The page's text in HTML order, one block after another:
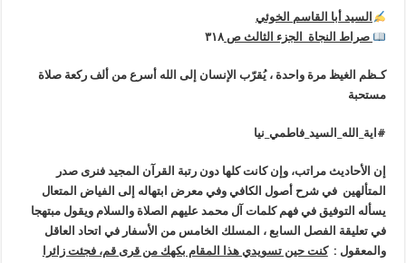
السيد أبا القاسم الخوئي
صراط النجاة الجزء الثالث ص٣١٨
کـظم الغیظ مرة واحدة ، یُقرّب الإنسان إلی الله أسرع من ألف رکعة صلاة
مستحبة
#اية_الله_السيد_فاطمي_نيا
إن الأحاديث مراتب، وإن كانت كلها دون رتبة القرآن المجيد فنرى صدر
المتألهين في شرح أصول الكافي وفي معرض ابتهاله إلى الفياض المتعال
يسأله التوفيق في فهم كلمات آل محمد عليهم الصلاة والسلام ويقول مبتهجا
في تعليقة الفصل السابع ، المسلك الخامس من الأسفار في اتحاد العاقل
والمعقول :كنت حين تسويدي هذا المقام بكهك من قرى قم، فجئت زائرا